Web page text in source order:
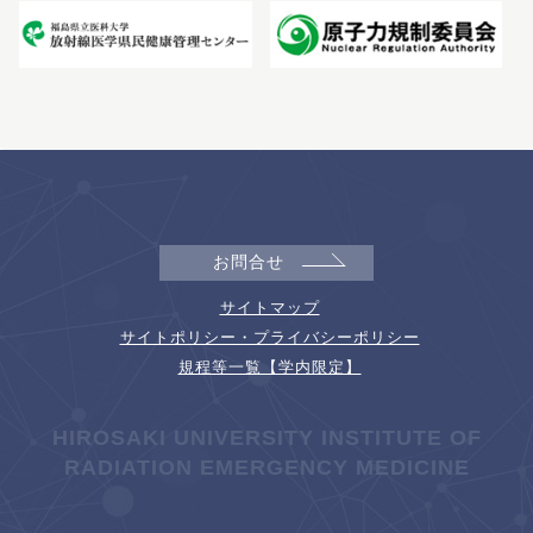
お問合せ
サイトマップ
サイトポリシー・プライバシーポリシー
規程等一覧【学内限定】
HIROSAKI UNIVERSITY INSTITUTE OF
RADIATION EMERGENCY MEDICINE